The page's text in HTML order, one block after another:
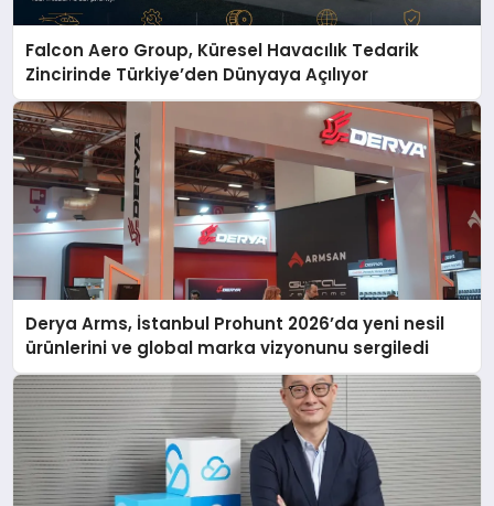
Falcon Aero Group, Küresel Havacılık Tedarik
Zincirinde Türkiye’den Dünyaya Açılıyor
Derya Arms, İstanbul Prohunt 2026’da yeni nesil
ürünlerini ve global marka vizyonunu sergiledi